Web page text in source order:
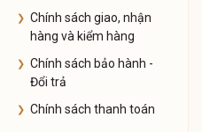
Chính sách giao, nhận
hàng và kiểm hàng
Chính sách bảo hành -
Đổi trả
Chính sách thanh toán